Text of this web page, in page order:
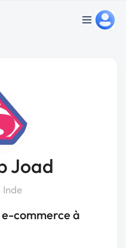
Joad
Inde
commerce à